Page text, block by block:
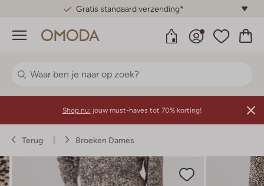
Gratis standaard verzending*
Menu
Shop nu: jouw must-haves tot 70% korting!
Terug Broeken Dames